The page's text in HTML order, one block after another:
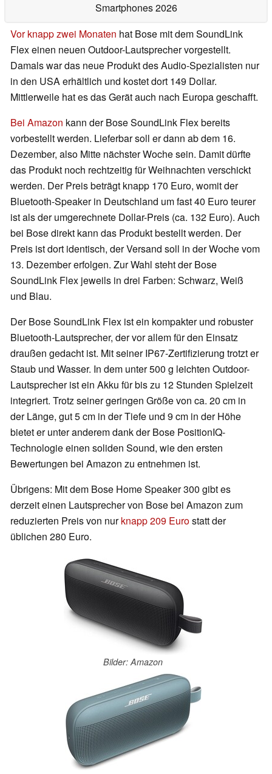
Smartphones 2026
Vor knapp zwei Monaten hat Bose mit dem SoundLink
Flex einen neuen Outdoor-Lautsprecher vorgestellt.
Damals war das neue Produkt des Audio-Spezialisten nur
in den USA erhältlich und kostet dort 149 Dollar.
Mittlerweile hat es das Gerät auch nach Europa geschafft.
Bei Amazon kann der Bose SoundLink Flex bereits
vorbestellt werden. Lieferbar soll er dann ab dem 16.
Dezember, also Mitte nächster Woche sein. Damit dürfte
das Produkt noch rechtzeitig für Weihnachten verschickt
werden. Der Preis beträgt knapp 170 Euro, womit der
Bluetooth-Speaker in Deutschland um fast 40 Euro teurer
ist als der umgerechnete Dollar-Preis (ca. 132 Euro). Auch
bei Bose direkt kann das Produkt bestellt werden. Der
Preis ist dort identisch, der Versand soll in der Woche vom
13. Dezember erfolgen. Zur Wahl steht der Bose
SoundLink Flex jeweils in drei Farben: Schwarz, Weiß
und Blau.
Der Bose SoundLink Flex ist ein kompakter und robuster
Bluetooth-Lautsprecher, der vor allem für den Einsatz
draußen gedacht ist. Mit seiner IP67-Zertifizierung trotzt er
Staub und Wasser. In dem unter 500 g leichten Outdoor-
Lautsprecher ist ein Akku für bis zu 12 Stunden Spielzeit
integriert. Trotz seiner geringen Größe von ca. 20 cm in
der Länge, gut 5 cm in der Tiefe und 9 cm in der Höhe
bietet er unter anderem dank der Bose PositionIQ-
Technologie einen soliden Sound, wie den ersten
Bewertungen bei Amazon zu entnehmen ist.
Übrigens: Mit dem Bose Home Speaker 300 gibt es
derzeit einen Lautsprecher von Bose bei Amazon zum
reduzierten Preis von nurknapp 209 Eurostatt der
üblichen 280 Euro.
Bilder: Amazon